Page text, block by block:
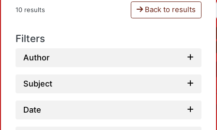
10 results Back to results
Filters
Author
Subject
Date